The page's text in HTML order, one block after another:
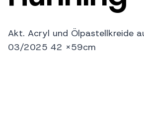
Akt. Acryl und Ölpastellkreide
03/2025 42 x59cm